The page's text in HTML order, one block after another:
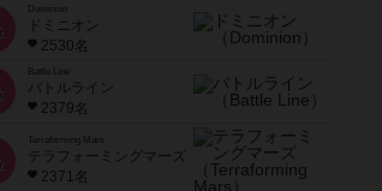
ドミニオン
2530名
Battle Line
バトルライン
2379名
Terraforming Mars
テラフォーミングマーズ
2371名